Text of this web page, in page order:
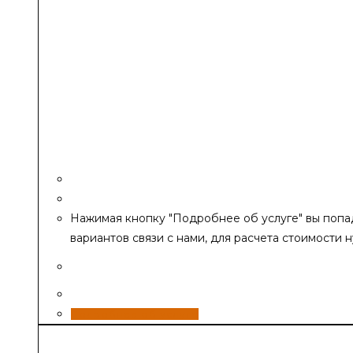
Нажимая кнопку "Подробнее об услуге" вы
вариантов связи с нами, для расчета стоимости